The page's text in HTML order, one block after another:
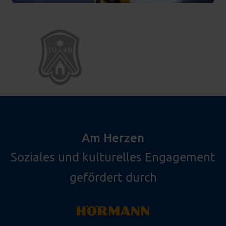
Am Herzen
Soziales und kulturelles Engagement
gefördert durch